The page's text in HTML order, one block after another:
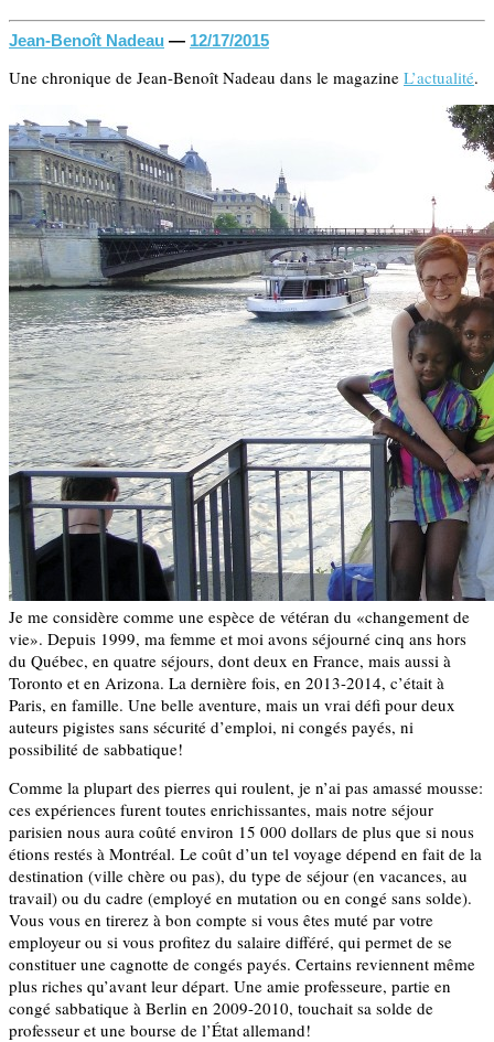
Jean-Benoît Nadeau — 12/17/2015
Une chronique de Jean-Benoît Nadeau dans le magazine L’actualité.
Je me considère comme une espèce de vétéran du «changement de
vie». Depuis 1999, ma femme et moi avons séjourné cinq ans hors
du Québec, en quatre séjours, dont deux en France, mais aussi à
Toronto et en Arizona. La dernière fois, en 2013-2014, c’était à
Paris, en famille. Une belle aventure, mais un vrai défi pour deux
auteurs pigistes sans sécurité d’emploi, ni congés payés, ni
possibilité de sabbatique!
Comme la plupart des pierres qui roulent, je n’ai pas amassé mousse:
ces expériences furent toutes enrichissantes, mais notre séjour
parisien nous aura coûté environ 15 000 dollars de plus que si nous
étions restés à Montréal. Le coût d’un tel voyage dépend en fait de la
destination (ville chère ou pas), du type de séjour (en vacances, au
travail) ou du cadre (employé en mutation ou en congé sans solde).
Vous vous en tirerez à bon compte si vous êtes muté par votre
employeur ou si vous profitez du salaire différé, qui permet de se
constituer une cagnotte de congés payés. Certains reviennent même
plus riches qu’avant leur départ. Une amie professeure, partie en
congé sabbatique à Berlin en 2009-2010, touchait sa solde de
professeur et une bourse de l’État allemand!